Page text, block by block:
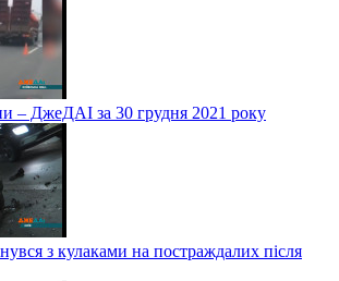
– ДжеДАІ за 30 грудня 2021 року
з кулаками на постраждалих після